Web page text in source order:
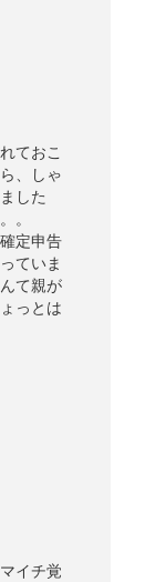
ておこ
、しゃ
した
。
定申告
ていま
て親が
っとは
イチ覚